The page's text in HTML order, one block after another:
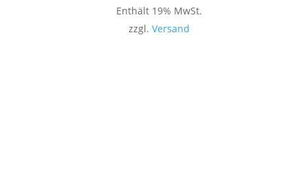
Enthält 19% MwSt.
zzgl. Versand